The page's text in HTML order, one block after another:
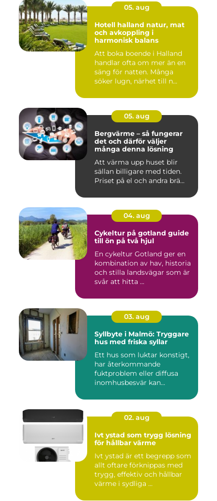
05. aug
Hotell halland natur, mat
och avkoppling i
harmonisk balans
Att boka boende i Halland
handlar ofta om mer än en
säng för natten. Många
söker lugn, närhet till n...
05. aug
Bergvärme – så fungerar
det och därför väljer
många denna lösning
Att värma upp huset blir
sällan billigare med tiden.
Priset på el och andra brä...
04. aug
Cykeltur på gotland guide
till ön på två hjul
En cykeltur Gotland ger en
kombination av hav, historia
och stilla landsvägar som är
svår att hitta ...
03. aug
Syllbyte i Malmö: Tryggare
hus med friska syllar
Ett hus som luktar konstigt,
har återkommande
fuktproblem eller diffusa
inomhusbesvär kan...
02. aug
Ivt ystad som trygg lösning
för hållbar värme
Ivt ystad är ett begrepp som
allt oftare förknippas med
trygg, effektiv och hållbar
värme i sydliga ...